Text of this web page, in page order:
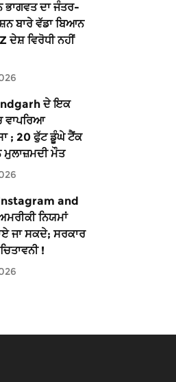
ਭਾਗਵਤ ਦਾ ਜੰਤਰ-
ਬਾਰੇ ਵੱਡਾ ਬਿਆਨ
ਦੇਸ਼ ਵਿਰੋਧੀ ਨਹੀਂ
ਦੇ ਇਕ
ਵਾਪਰਿਆ
; 20 ਫੁੱਟ ਡੂੰਘੇ ਟੈਂਕ
ਮੁਲਾਜ਼ਮਦੀ ਮੌਤ
and
ਨਿਯਮਾਂ
ਜਾ ਸਕਦੇ; ਸਰਕਾਰ
!